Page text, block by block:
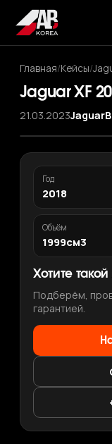
Главная/Кейсы/
Jaguar XF
21.03.2023Jaguar
Год
2018
Объём
1999см3
Хотите
Подберём,
гарантией.